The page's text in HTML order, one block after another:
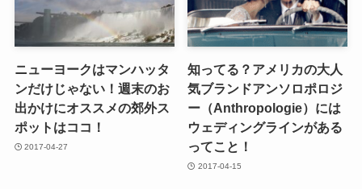
ニューヨークはマンハッタ
ンだけじゃない！週末のお
出かけにオススメの郊外ス
ポットはココ！
2017-04-27
知ってる？アメリカの大人
気ブランドアンソロポロジ
ー（Anthropologie）には
ウェディングラインがある
ってこと！
2017-04-15